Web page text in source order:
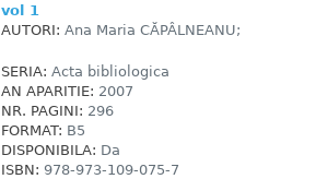
vol 1
AUTORI: Ana Maria CĂPÂLNEANU;
SERIA: Acta bibliologica
AN APARITIE: 2007
NR. PAGINI: 296
FORMAT: B5
DISPONIBILA: Da
ISBN: 978-973-109-075-7